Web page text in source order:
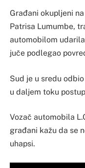
Građani okupljeni
Patrisa Lumumbe,
automobilom
juče podlegao
Sud je u sredu
u daljem toku
Vozač automobila
građani kažu da se
uhapsi.